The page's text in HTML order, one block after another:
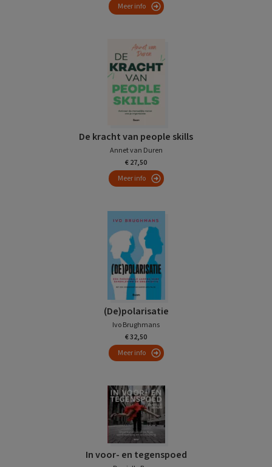
Meer info
De kracht van people skills
Annet van Duren
€ 27,50
Meer info
(De)polarisatie
Ivo Brughmans
€ 32,50
Meer info
In voor- en tegenspoed